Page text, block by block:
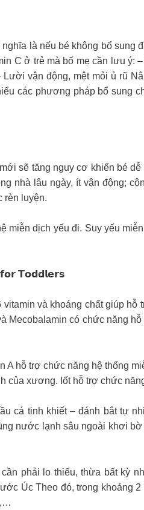
là nếu bé không bổ sung
C ở trẻ mà bố mẹ cần lưu ý:
vận động, mệt mỏi ủ rũ
các phương pháp bổ sung
sẽ tăng nguy cơ khiến bé
nhà lâu ngày, ít vận động;
rèn luyện.
dịch yếu đi. Suy yếu
𝗧𝗼𝗱𝗱𝗹𝗲𝗿𝘀
và khoáng chất giúp hỗ
có chức năng
hỗ trợ chức năng hệ thống
của xương. Iốt hỗ trợ chức
cá tinh khiết – đánh bắt tự
nước lạnh sâu ngoài khơi
phải lo thiếu, thừa bất kỳ
Úc Theo đó, trong khoảng